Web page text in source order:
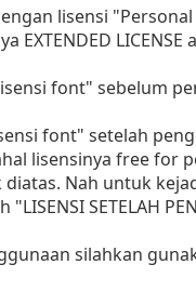
lisensi
EXTENDED
font" sebelum
font" setelah
lisensinya free for
Nah untuk
SETELAH
silahkan